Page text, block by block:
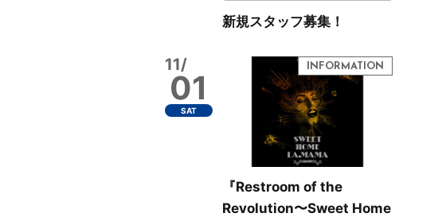
新規スタッフ募集！
11/
01
SAT
『Restroom of the
Revolution〜Sweet Home